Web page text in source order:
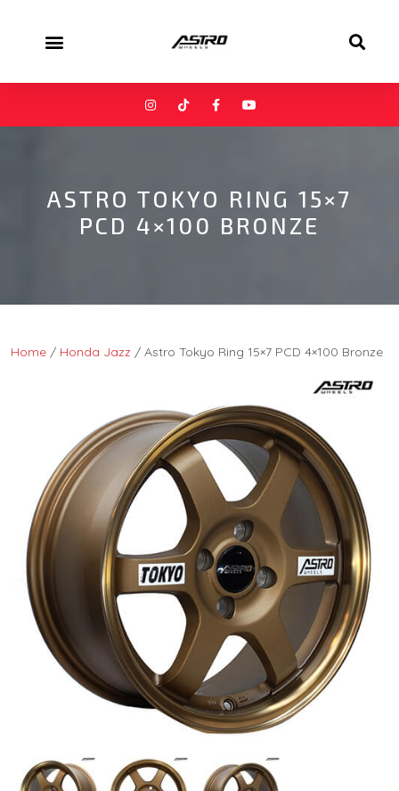
ASTRO TOKYO RING 15×7
PCD 4×100 BRONZE
Home / Honda Jazz / Astro Tokyo Ring 15×7 PCD 4×100 Bronze